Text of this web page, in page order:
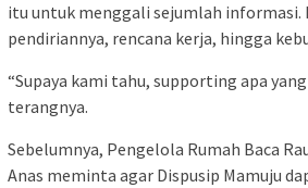
itu untuk menggali sejumlah informasi.
pendiriannya, rencana kerja, hingga
“Supaya kami tahu, supporting apa
terangnya.
Sebelumnya, Pengelola Rumah Baca
Anas meminta agar Dispusip Mamuju